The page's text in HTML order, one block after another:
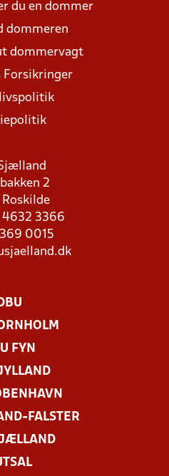
du en dommer
dommeren
dommervagt
Forsikringer
2
4632 3366
0015
DBU
FYN
FALSTER